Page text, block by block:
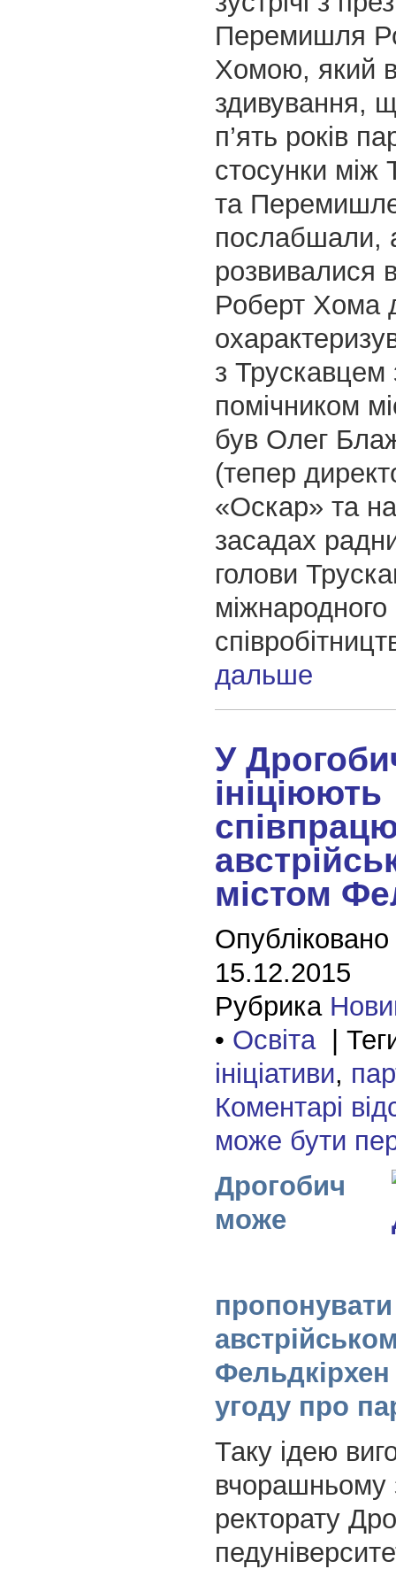
Перемишля
Хомою, який
здивування,
п’ять років
стосунки між
та
послабшали,
розвивалися
Роберт Хома
з Трускавцем
помічником
був Олег
(тепер
«Оскар» та
засадах
голови
міжнародного
дальше
У
ініціюють
містом
15.12.2015
Рубрика
• Освіта|
ініціативи,
Коментарі
може бути
Дрогобич
може
пропонувати
Фельдкірхен
угоду про
Таку ідею
вчорашньому
ректорату